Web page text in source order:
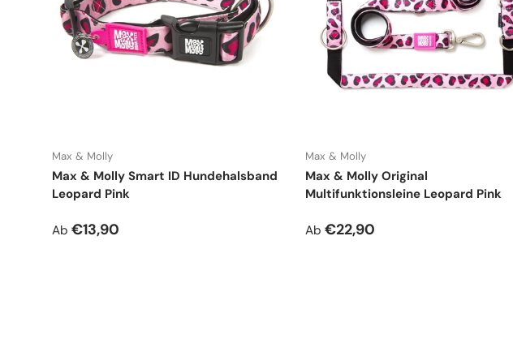
Max & Molly
Max & Molly Smart ID Hundehalsband
Leopard Pink
Normaler Preis
Ab €13,90
Max & Molly
Max & Molly Original
Multifunktionsleine Leopard Pink
Normaler Preis
Ab €22,90